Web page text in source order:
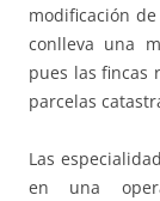
modificación
conlleva una
pues las fincas
parcelas
Las
en una